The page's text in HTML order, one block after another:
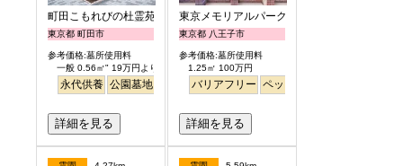
町田こもれびの杜霊苑
東京都 町田市
参考価格:墓所使用料
一般 0.56㎡" 19万円より
永代供養 公園墓地 バリアフリー ペット
詳細を見る
東京メモリアルパーク
東京都 八王子市
参考価格:墓所使用料
1.25㎡ 100万円
バリアフリー ペット
詳細を見る